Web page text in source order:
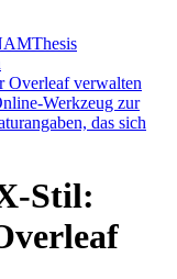
verwalten
Werkzeug zur
das sich
Stil: